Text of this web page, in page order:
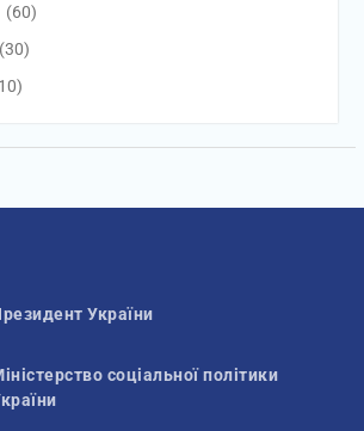
(60)
(30)
України
соціальної політики